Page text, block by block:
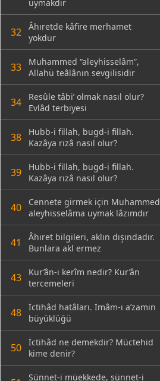
uymakdır
32
Âhıretde kâfire merhamet
yokdur
33
Muhammed “aleyhisselâm”,
Allahü teâlânın sevgilisidir
34
Resûle tâbi’ olmak nasıl olur?
Evlâd terbiyesi
38
Hubb-i fillah, bugd-i fillah.
Kazâya rızâ nasıl olur?
39
Hubb-i fillah, bugd-i fillah.
Kazâya rızâ nasıl olur?
40
Cennete girmek için Muhammed
aleyhisselâma uymak lâzımdır
41
Âhıret bilgileri, aklın dışındadır.
Bunlara akl ermez
43
Kur’ân-ı kerîm nedir? Kur’ân
tercemeleri
48
İctihâd hatâları. İmâm-ı a’zamın
büyüklüğü
50
İctihâd ne demekdir? Müctehid
kime denir?
Sünnet-i müekkede, sünnet-i